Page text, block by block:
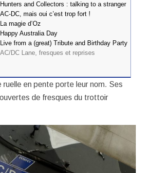
Hunters and Collectors : talking to a stranger
AC-DC, mais oui c’est trop fort !
La magie d’Oz
Happy Australia Day
Live from a (great) Tribute and Birthday Party
AC/DC Lane, fresques et reprises
ruelle en pente porte leur nom. Ses
de fresques du trottoir